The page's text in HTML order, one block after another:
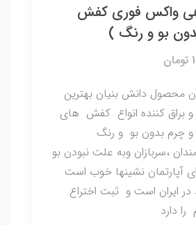
واکس فوری کفش
بو و رنگ )
محصول دانش بنیان بهترین
براق کننده انواع کفش های
چرم بدون بو و رنگ
،سربازان وبه علت نبودن بو
آپارتمان نشینها خوب است
در ایران است و ثبت اختراع
دارد